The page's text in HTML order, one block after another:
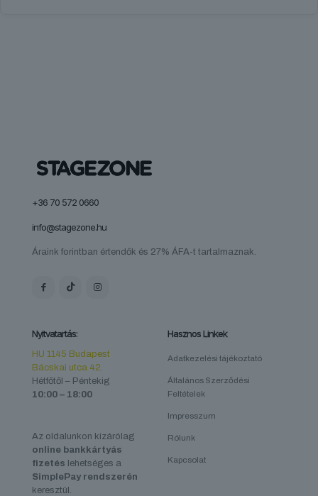
+36 70 572 0660
info@stagezone.hu
Áraink forintban értendők és 27% ÁFA-t tartalmaznak.
Nyitvatartás:
HU 1145 Budapest
Bácskai utca 42.
Hétfőtől – Péntekig
10:00 – 18:00
Az oldalunkon kizárólag
online bankkártyás
fizetés lehetséges a
SimplePay rendszerén
keresztül.
Hasznos Linkek
Adatkezelési tájékoztató
Általános Szerződési
Feltételek
Impresszum
Rólunk
Kapcsolat